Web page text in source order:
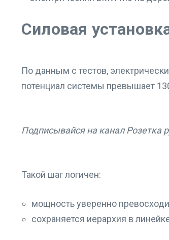
Силовая
По данным с тестов,
потенциал системы превышает
Подписывайся на канал Розетка
Такой шаг логичен:
мощность уверенно
сохраняется иерархия в